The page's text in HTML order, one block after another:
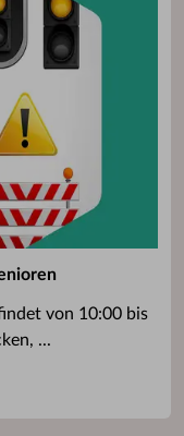
von 10:00 bis
...